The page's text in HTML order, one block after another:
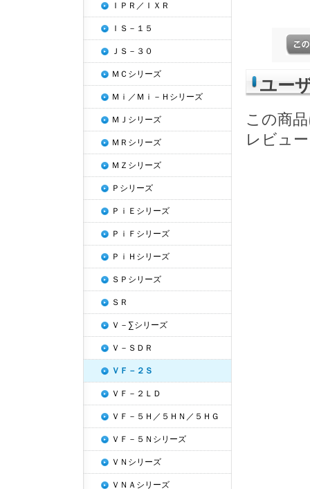
ユー
この商
レビュ
ＩＰＲ／ＩＸＲ
ＩＳ－１５
ＪＳ－３０
ＭＣシリーズ
Ｍｉ／Ｍｉ－Ｈシリーズ
ＭＪシリーズ
ＭＲシリーズ
ＭＺシリーズ
Ｐシリーズ
ＰｉＥシリーズ
ＰｉＦシリーズ
ＰｉＨシリーズ
ＳＰシリーズ
ＳＲ
Ｖ－∑シリーズ
Ｖ－ＳＤＲ
ＶＦ－２Ｓ
ＶＦ－２ＬＤ
ＶＦ－５Ｈ／５ＨＮ／５ＨＧ
ＶＦ－５Ｎシリーズ
ＶＮシリーズ
ＶＮＡシリーズ